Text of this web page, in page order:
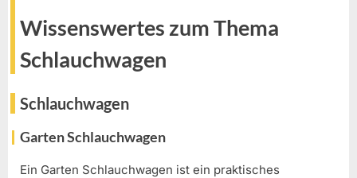
Wissenswertes zum Thema
Schlauchwagen
Schlauchwagen
Garten Schlauchwagen
Ein Garten Schlauchwagen ist ein praktisches